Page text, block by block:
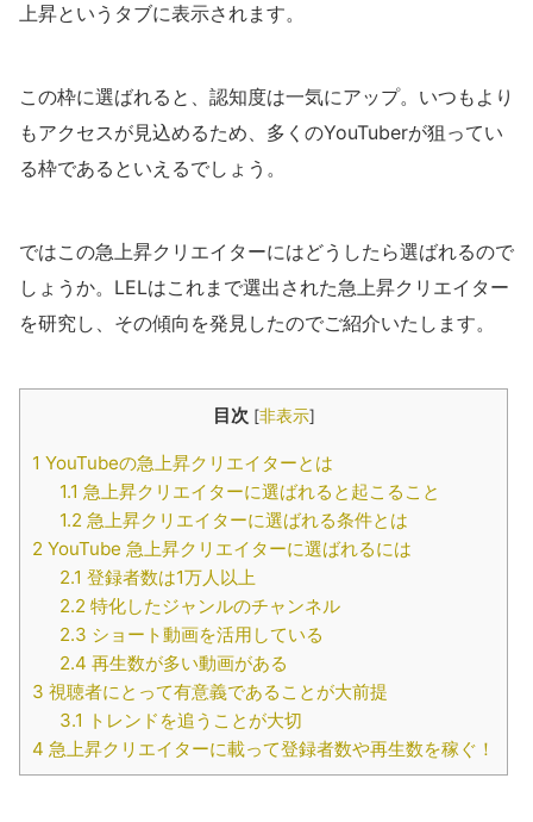
上昇というタブに表示されます。
この枠に選ばれると、認知度は一気にアップ。いつもより
もアクセスが見込めるため、多くのYouTuberが狙ってい
る枠であるといえるでしょう。
ではこの急上昇クリエイターにはどうしたら選ばれるので
しょうか。LELはこれまで選出された急上昇クリエイター
を研究し、その傾向を発見したのでご紹介いたします。
目次 [非表示]
1 YouTubeの急上昇クリエイターとは
1.1 急上昇クリエイターに選ばれると起こること
1.2 急上昇クリエイターに選ばれる条件とは
2 YouTube 急上昇クリエイターに選ばれるには
2.1 登録者数は1万人以上
2.2 特化したジャンルのチャンネル
2.3 ショート動画を活用している
2.4 再生数が多い動画がある
3 視聴者にとって有意義であることが大前提
3.1 トレンドを追うことが大切
4 急上昇クリエイターに載って登録者数や再生数を稼ぐ！